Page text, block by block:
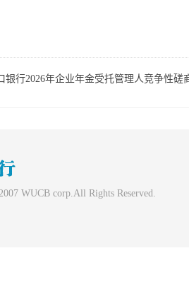
银行2026年企业年金受托管理人竞争性磋
WUCB corp.All Rights Reserved.